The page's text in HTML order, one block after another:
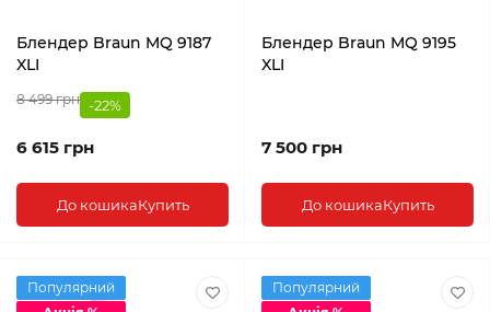
Блендер Braun MQ 9187
XLI
8 499 грн -22%
6 615 грн
До кошикаКупить
Блендер Braun MQ 9195
XLI
7 500 грн
До кошикаКупить
Популярний
Популярний